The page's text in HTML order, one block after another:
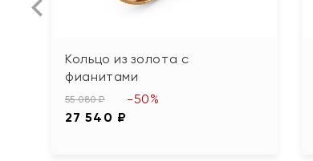
Кольцо из золота с
фианитами
55 080 ₽
27 540 ₽
-50%